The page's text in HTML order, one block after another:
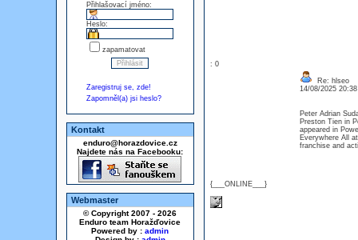
Přihlašovací jméno:
Heslo:
zapamatovat
Zaregistruj se, zde!
Zapomněl(a) jsi heslo?
Kontakt
enduro@horazdovice.cz
Najdete nás na Facebooku:
Webmaster
© Copyright 2007 - 2026
Enduro team Horažďovice
Powered by : admin
: 0
{___ONLINE___}
Re: hlseo
14/08/2025
Peter Adrian
Preston Tien in
appeared in
Everywhere All
franchise and